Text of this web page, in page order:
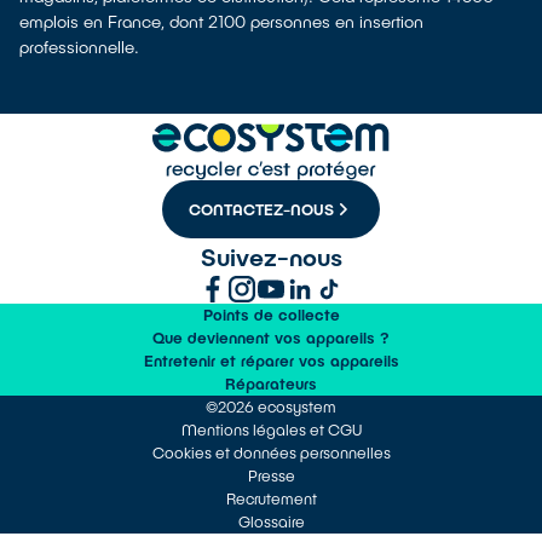
emplois en France, dont 2100 personnes en insertion
professionnelle.
CONTACTEZ-NOUS
Suivez-nous
Points de collecte
Que deviennent vos appareils ?
Entretenir et réparer vos appareils
Réparateurs
©2026 ecosystem
Mentions légales et CGU
Cookies et données personnelles
Presse
Recrutement
Glossaire